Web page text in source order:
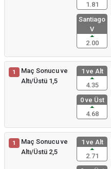
1.81
Santiago
V
2.00
1
Maç Sonucu ve
Altı/Üstü 1,5
1 ve Alt
4.35
0 ve Üst
4.68
1
Maç Sonucu ve
Altı/Üstü 2,5
1 ve Alt
2.71